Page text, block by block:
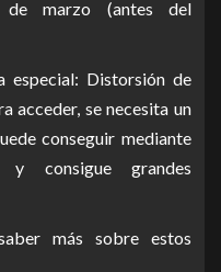
de marzo (antes del
especial: Distorsión de
acceder, se necesita un
conseguir mediante
y consigue grandes
más sobre estos